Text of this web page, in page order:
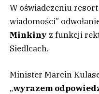
W oświadczeniu
wiadomości”
Minkiny z funkcji
Siedlcach.
Minister Marcin
„wyrazem